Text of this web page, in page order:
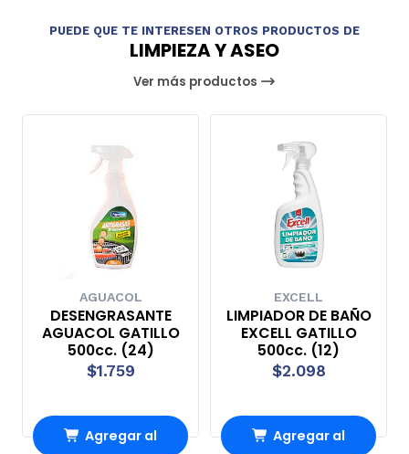
PUEDE QUE TE INTERESEN OTROS PRODUCTOS DE
LIMPIEZA Y ASEO
Ver más productos
AGUACOL
DESENGRASANTE
AGUACOL GATILLO
500cc. (24)
$1.759
Agregar al
EXCELL
LIMPIADOR DE BAÑO
EXCELL GATILLO
500cc. (12)
$2.098
Agregar al